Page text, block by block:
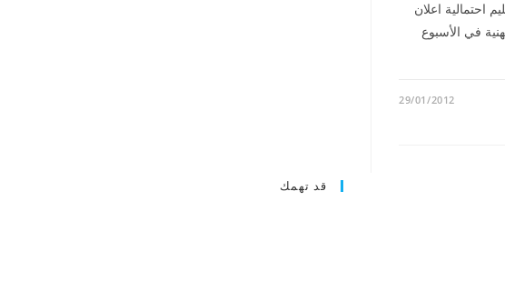
احتمالية اعلان
في الأسبوع
29/01/2012
قد تهمك